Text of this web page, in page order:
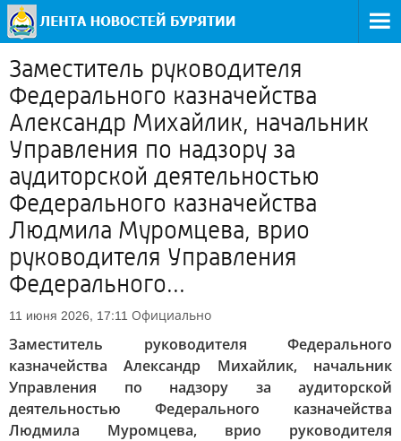
Заместитель руководителя
Федерального казначейства
Александр Михайлик, начальник
Управления по надзору за
аудиторской деятельностью
Федерального казначейства
Людмила Муромцева, врио
руководителя Управления
Федерального...
11 июня 2026, 17:11 Официально
Заместитель руководителя Федерального
казначейства Александр Михайлик, начальник
Управления по надзору за аудиторской
деятельностью Федерального казначейства
Людмила Муромцева, врио руководителя